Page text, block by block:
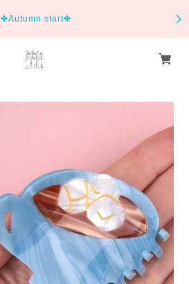
✤Autumn start✤